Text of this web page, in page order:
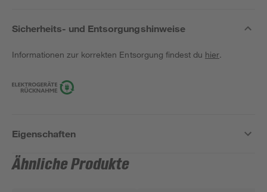
Sicherheits- und Entsorgungshinweise
Informationen zur korrekten Entsorgung findest du hier.
Eigenschaften
Ähnliche Produkte